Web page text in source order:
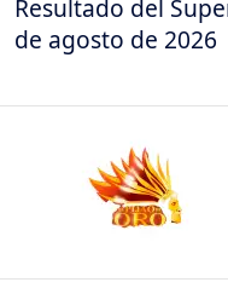
Resultado del
de agosto de 2026